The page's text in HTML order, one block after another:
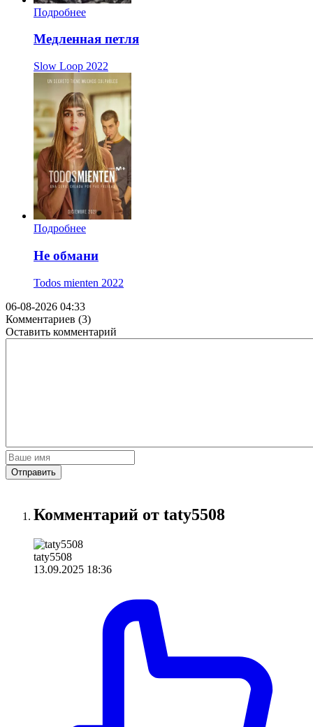
Подробнее
Медленная петля
Slow Loop 2022
Подробнее
Не обмани
Todos mienten 2022
06-08-2026 04:33
Комментариев (3)
Оставить комментарий
Отправить
Комментарий от taty5508
taty5508
13.09.2025 18:36